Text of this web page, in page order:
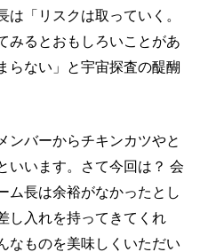
「リスクは取っていく。
みるとおもしろいことがあ
らない」と宇宙探査の醍醐
ンバーからチキンカツやと
いいます。さて今回は？ 会
ム長は余裕がなかったとし
し入れを持ってきてくれ
なものを美味しくいただい